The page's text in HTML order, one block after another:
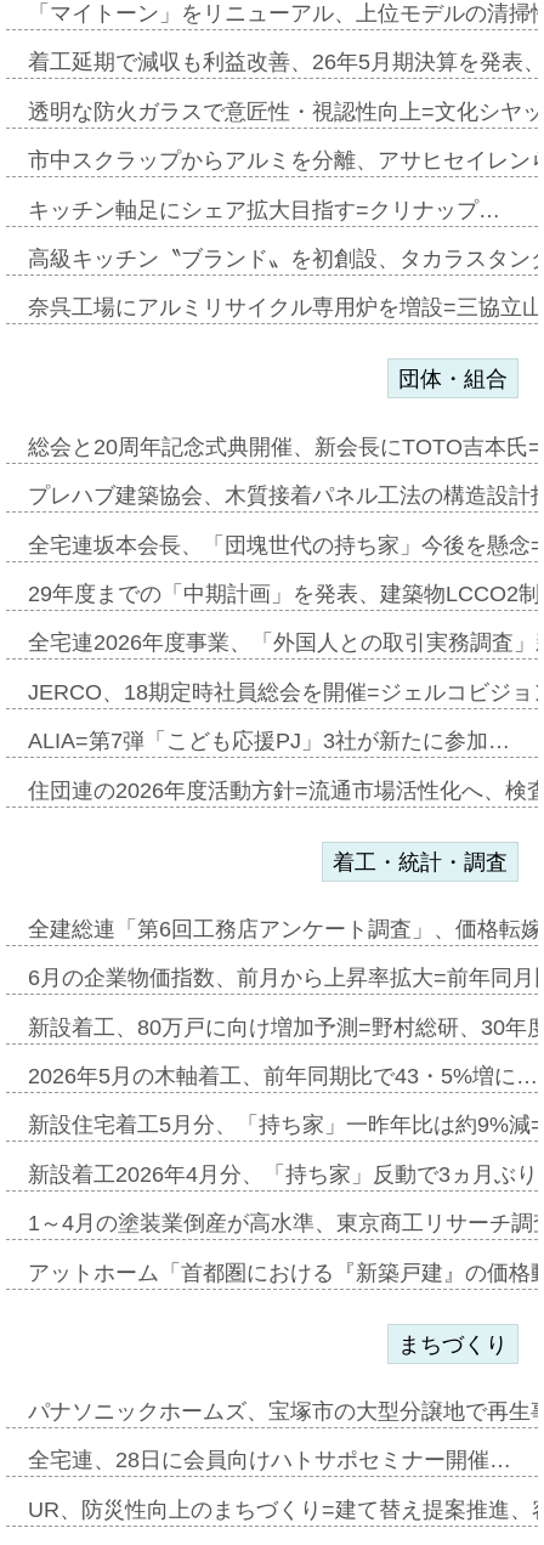
「マイトーン」をリニューアル、上位モデルの清
着工延期で減収も利益改善、26年5月期決算を発表
透明な防火ガラスで意匠性・視認性向上=文化シヤ
市中スクラップからアルミを分離、アサヒセイレ
キッチン軸足にシェア拡大目指す=クリナップ…
高級キッチン〝ブランド〟を初創設、タカラスタ
奈呉工場にアルミリサイクル専用炉を増設=三協立
団体・組合
総会と20周年記念式典開催、新会長にTOTO吉本氏
プレハブ建築協会、木質接着パネル工法の構造設
全宅連坂本会長、「団塊世代の持ち家」今後を懸
29年度までの「中期計画」を発表、建築物LCCO2
全宅連2026年度事業、「外国人との取引実務調査
JERCO、18期定時社員総会を開催=ジェルコビジ
ALIA=第7弾「こども応援PJ」3社が新たに参加…
住団連の2026年度活動方針=流通市場活性化へ、検
着工・統計・調査
全建総連「第6回工務店アンケート調査」、価格転
6月の企業物価指数、前月から上昇率拡大=前年同
新設着工、80万戸に向け増加予測=野村総研、30年
2026年5月の木軸着工、前年同期比で43・5%増に…
新設住宅着工5月分、「持ち家」一昨年比は約9%
新設着工2026年4月分、「持ち家」反動で3ヵ月ぶ
1～4月の塗装業倒産が高水準、東京商工リサーチ
アットホーム「首都圏における『新築戸建』の価
まちづくり
パナソニックホームズ、宝塚市の大型分譲地で再
全宅連、28日に会員向けハトサポセミナー開催…
UR、防災性向上のまちづくり=建て替え提案推進